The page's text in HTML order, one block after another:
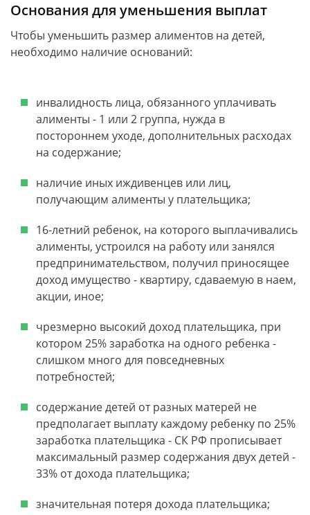
Основания для уменьшения выплат
Чтобы уменьшить размер алиментов на детей,
необходимо наличие оснований:
инвалидность лица, обязанного уплачивать
алименты - 1 или 2 группа, нужда в
постороннем уходе, дополнительных расходах
на содержание;
наличие иных иждивенцев или лиц,
получающим алименты у плательщика;
16-летний ребенок, на которого выплачивались
алименты, устроился на работу или занялся
предпринимательством, получил приносящее
доход имущество - квартиру, сдаваемую в наем,
акции, иное;
чрезмерно высокий доход плательщика, при
котором 25% заработка на одного ребенка -
слишком много для повседневных
потребностей;
содержание детей от разных матерей не
предполагает выплату каждому ребенку по 25%
заработка плательщика - СК РФ прописывает
максимальный размер содержания двух детей -
33% от дохода плательщика;
значительная потеря дохода плательщика;